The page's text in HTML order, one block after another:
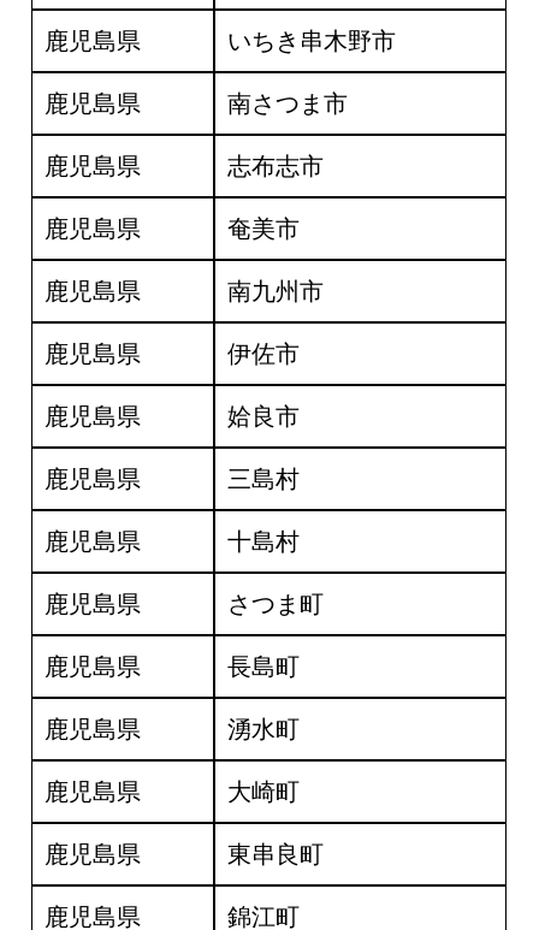
鹿児島県 いちき串木野市
鹿児島県 南さつま市
鹿児島県 志布志市
鹿児島県 奄美市
鹿児島県 南九州市
鹿児島県 伊佐市
鹿児島県 姶良市
鹿児島県 三島村
鹿児島県 十島村
鹿児島県 さつま町
鹿児島県 長島町
鹿児島県 湧水町
鹿児島県 大崎町
鹿児島県 東串良町
鹿児島県 錦江町